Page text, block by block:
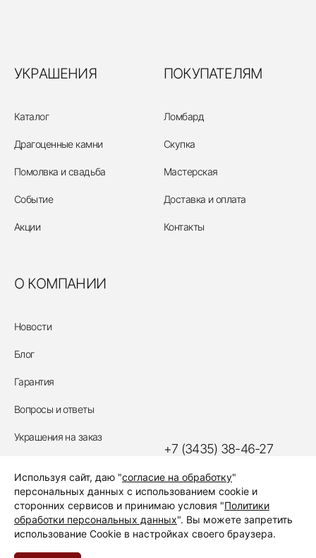
УКРАШЕНИЯ
Каталог
Драгоценные камни
Помолвка и свадьба
Событие
Акции
ПОКУПАТЕЛЯМ
Ломбард
Скупка
Мастерская
Доставка и оплата
Контакты
О КОМПАНИИ
Новости
Блог
Гарантия
Вопросы и ответы
Украшения на заказ
персональных данных
+7 (3435) 38-46-27
ЗАКАЗАТЬ ЗВОНОК
Используя сайт, даю "согласие на обработку"
персональных данных с использованием cookie и
сторонних сервисов и принимаю условия "Политики
обработки персональных данных". Вы можете запретить
использование Cookie в настройках своего браузера.